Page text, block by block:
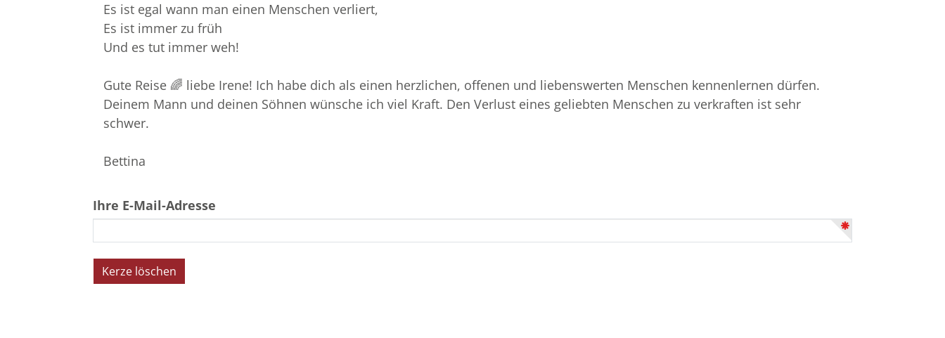
Es ist egal wann man einen Menschen verliert,
Es ist immer zu früh
Und es tut immer weh!
Gute Reise 🌈 liebe Irene! Ich habe dich als einen herzlichen, offenen und liebenswerten Menschen kennenlernen dürfen.
Deinem Mann und deinen Söhnen wünsche ich viel Kraft. Den Verlust eines geliebten Menschen zu verkraften ist sehr
schwer.
Bettina
Ihre E-Mail-Adresse